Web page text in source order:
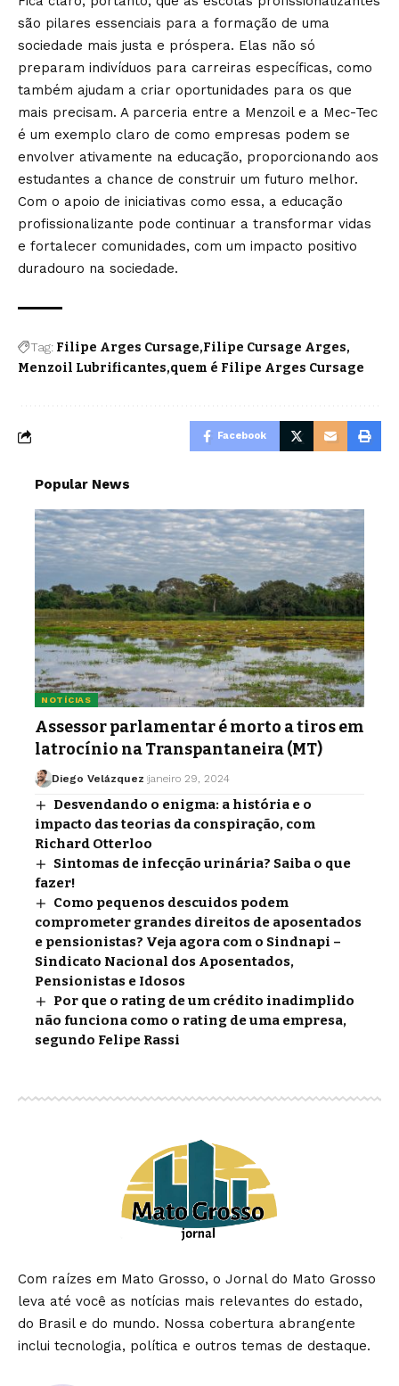
são pilares essenciais para a formação de uma
sociedade mais justa e próspera. Elas não só
preparam indivíduos para carreiras específicas, como
também ajudam a criar oportunidades para os que
mais precisam. A parceria entre a Menzoil e a Mec-Tec
é um exemplo claro de como empresas podem se
envolver ativamente na educação, proporcionando aos
estudantes a chance de construir um futuro melhor.
Com o apoio de iniciativas como essa, a educação
profissionalizante pode continuar a transformar vidas
e fortalecer comunidades, com um impacto positivo
duradouro na sociedade.
Tag: Filipe Arges Cursage Filipe Cursage Arges
Menzoil Lubrificantes quem é Filipe Arges Cursage
Facebook
Popular News
NOTÍCIAS
Assessor parlamentar é morto a tiros em
latrocínio na Transpantaneira (MT)
Diego Velázquez janeiro 29, 2024
Desvendando o enigma: a história e o
impacto das teorias da conspiração, com
Richard Otterloo
Sintomas de infecção urinária? Saiba o que
fazer!
Como pequenos descuidos podem
comprometer grandes direitos de aposentados
e pensionistas? Veja agora com o Sindnapi –
Sindicato Nacional dos Aposentados,
Pensionistas e Idosos
Por que o rating de um crédito inadimplido
não funciona como o rating de uma empresa,
segundo Felipe Rassi
Com raízes em Mato Grosso, o Jornal do Mato Grosso
leva até você as notícias mais relevantes do estado,
do Brasil e do mundo. Nossa cobertura abrangente
inclui tecnologia, política e outros temas de destaque.